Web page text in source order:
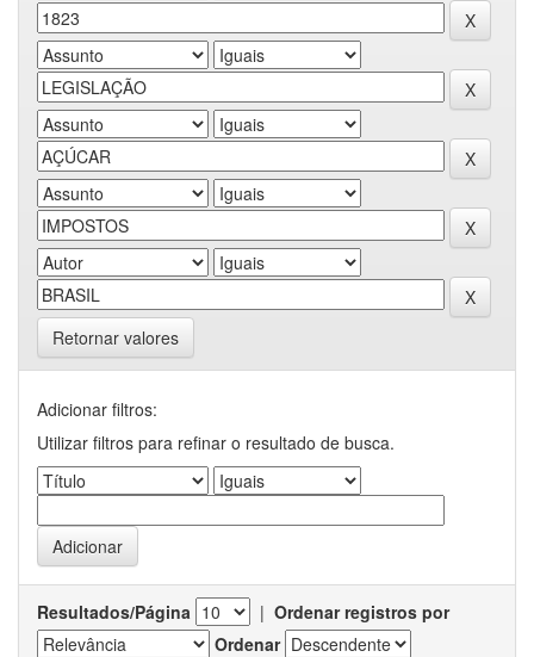
Retornar valores
Adicionar filtros:
Utilizar filtros para refinar o resultado de busca.
Resultados/Página | Ordenar registros por
Ordenar